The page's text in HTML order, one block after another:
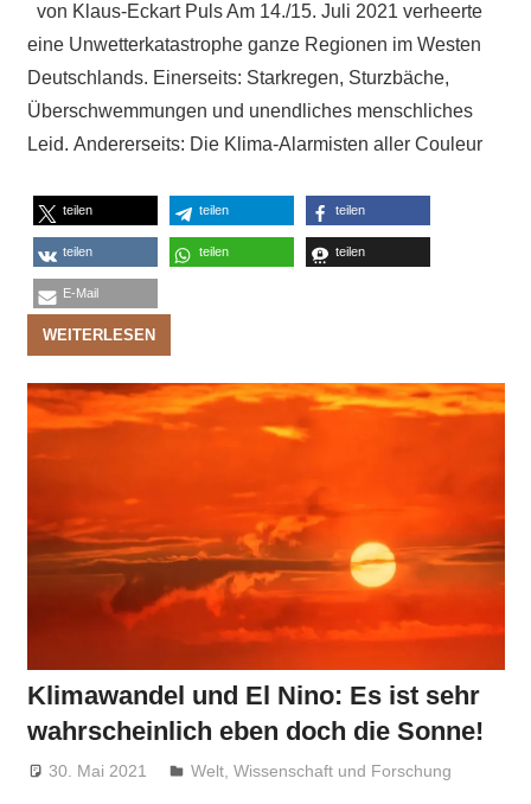
von Klaus-Eckart Puls Am 14./15. Juli 2021 verheerte
eine Unwetterkatastrophe ganze Regionen im Westen
Deutschlands. Einerseits: Starkregen, Sturzbäche,
Überschwemmungen und unendliches menschliches
Leid. Andererseits: Die Klima-Alarmisten aller Couleur
teilen teilen teilen
teilen teilen teilen
E-Mail
WEITERLESEN
Klimawandel und El Nino: Es ist sehr
wahrscheinlich eben doch die Sonne!
30. Mai 2021 Niki Vogt
Welt ,Wissenschaft und Forschung